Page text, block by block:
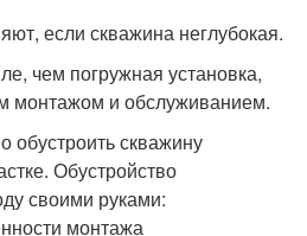
если скважина неглубокая.
чем погружная установка,
монтажом и обслуживанием.